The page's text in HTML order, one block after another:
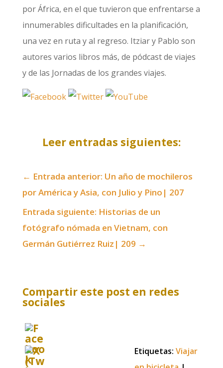
por África, en el que tuvieron que enfrentarse a
innumerables dificultades en la planificación,
una vez en ruta y al regreso. Itziar y Pablo son
autores varios libros más, de pódcast de viajes
y de las Jornadas de los grandes viajes.
Leer entradas siguientes:
← Entrada anterior: Un año de mochileros
por América y Asia, con Julio y Pino| 207
Entrada siguiente: Historias de un
fotógrafo nómada en Vietnam, con
Germán Gutiérrez Ruiz| 209 →
Compartir este post en redes
sociales
Etiquetas: Viajar